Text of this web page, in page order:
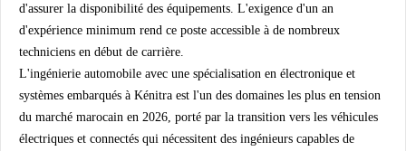
d'assurer la disponibilité des équipements. L'exigence d'un an
d'expérience minimum rend ce poste accessible à de nombreux
techniciens en début de carrière.
L'ingénierie automobile avec une spécialisation en électronique et
systèmes embarqués à Kénitra est l'un des domaines les plus en tension
du marché marocain en 2026, porté par la transition vers les véhicules
électriques et connectés qui nécessitent des ingénieurs capables de